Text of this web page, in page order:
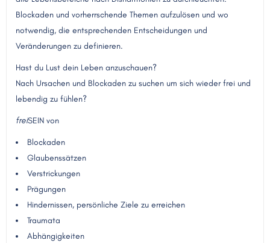
Blockaden und vorherrschende Themen aufzulösen und wo
notwendig, die entsprechenden Entscheidungen und
Veränderungen zu definieren.
Hast du Lust dein Leben anzuschauen?
Nach Ursachen und Blockaden zu suchen um sich wieder frei und
lebendig zu fühlen?
freiSEIN von
Blockaden
Glaubenssätzen
Verstrickungen
Prägungen
Hindernissen, persönliche Ziele zu erreichen
Traumata
Abhängigkeiten